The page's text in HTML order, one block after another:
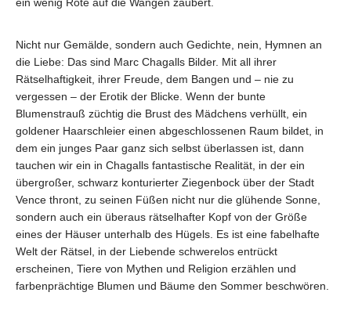
ein wenig Röte auf die Wangen zaubert.
Nicht nur Gemälde, sondern auch Gedichte, nein, Hymnen an
die Liebe: Das sind Marc Chagalls Bilder. Mit all ihrer
Rätselhaftigkeit, ihrer Freude, dem Bangen und – nie zu
vergessen – der Erotik der Blicke. Wenn der bunte
Blumenstrauß züchtig die Brust des Mädchens verhüllt, ein
goldener Haarschleier einen abgeschlossenen Raum bildet, in
dem ein junges Paar ganz sich selbst überlassen ist, dann
tauchen wir ein in Chagalls fantastische Realität, in der ein
übergroßer, schwarz konturierter Ziegenbock über der Stadt
Vence thront, zu seinen Füßen nicht nur die glühende Sonne,
sondern auch ein überaus rätselhafter Kopf von der Größe
eines der Häuser unterhalb des Hügels. Es ist eine fabelhafte
Welt der Rätsel, in der Liebende schwerelos entrückt
erscheinen, Tiere von Mythen und Religion erzählen und
farbenprächtige Blumen und Bäume den Sommer beschwören.